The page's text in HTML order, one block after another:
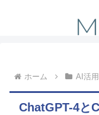
ホーム AI活
ChatGPT-4と